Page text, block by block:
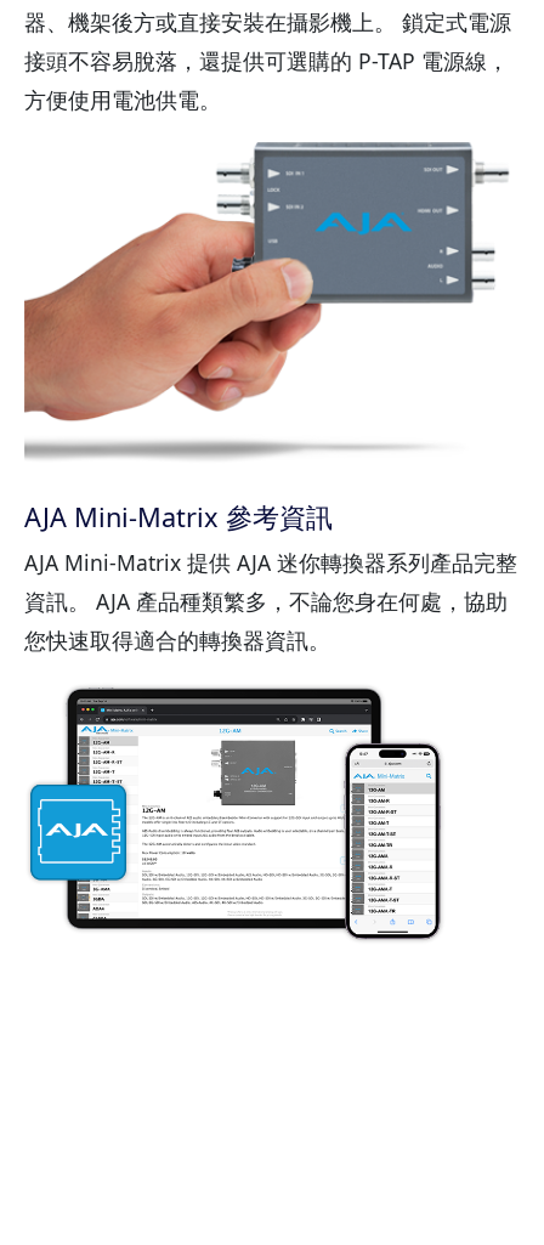
器、機架後方或直接安裝在攝影機上。 鎖定式電源
接頭不容易脫落，還提供可選購的 P-TAP 電源線，
方便使用電池供電。
AJA Mini-Matrix 參考資訊
AJA Mini-Matrix 提供 AJA 迷你轉換器系列產品完整
資訊。 AJA 產品種類繁多，不論您身在何處，協助
您快速取得適合的轉換器資訊。